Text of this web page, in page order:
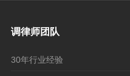
调律师团队
30年行业经验